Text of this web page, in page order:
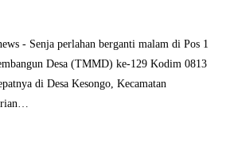
- Senja perlahan berganti malam di Pos 1
Desa (TMMD) ke-129 Kodim 0813
di Desa Kesongo, Kecamatan